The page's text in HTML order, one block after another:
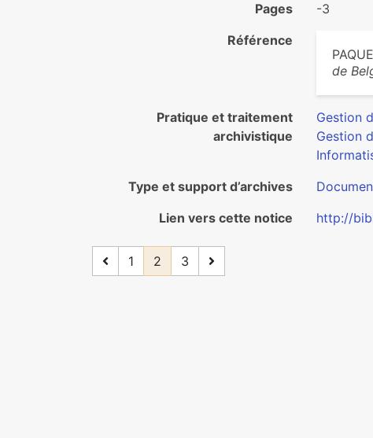
Pages
-3
Référence
de
Pratique et traitement
archivistique
Gestion
Gestion
Type et support d’archives
Lien vers cette notice
http://
1 2 3